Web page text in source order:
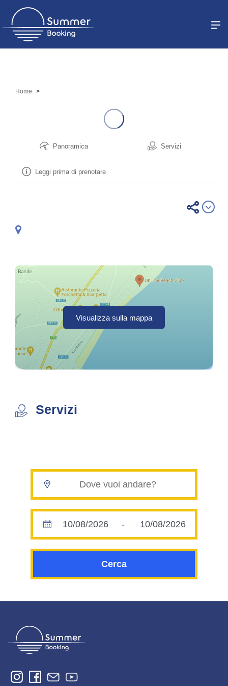
Registrati
Accedi
Home
Panoramica Servizi
Leggi prima di prenotare
Visualizza sulla mappa
Servizi
-
Cerca